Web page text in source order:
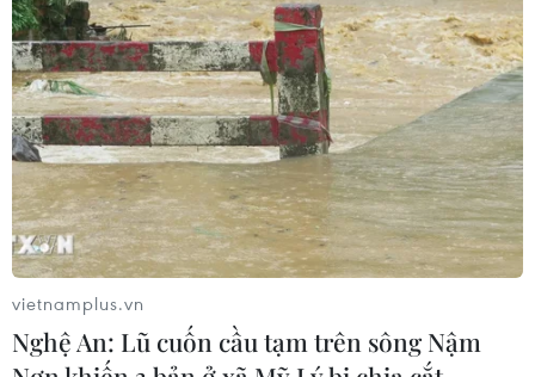
diện rộng
06/08/2026 08:36
Làn sóng tấn công mạng nhằm vào
các quỹ đầu cơ lớn của Mỹ
06/08/2026 06:47
vietnamplus.vn
Nghệ An: Lũ cuốn cầu tạm trên sông Nậm